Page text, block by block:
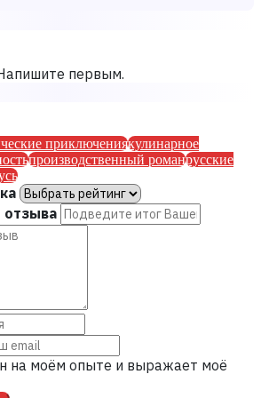
первым.
приключениякулинарное
производственный романрусские
отзыва
на моём опыте и выражает моё